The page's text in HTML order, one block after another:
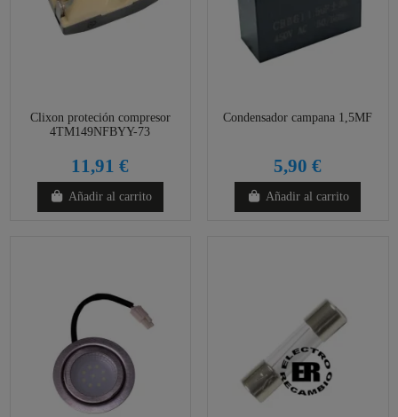
Clixon proteción compresor
4TM149NFBYY-73
11,91 €
Añadir al carrito
Condensador campana 1,5MF
5,90 €
Añadir al carrito